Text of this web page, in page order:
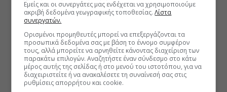
Εμείς και οι συνεργάτες μας ενδέχεται να χρησιμοποιούμε
ακριβή δεδομένα γεωγραφικής τοποθεσίας.Λίστα
συνεργατών.
Ορισμένοι προμηθευτές μπορεί να επεξεργάζονται τα
προσωπικά δεδομένα σας με βάση το έννομο συμφέρον
τους, αλλά μπορείτε να αρνηθείτε κάνοντας διαχείριση των
παρακάτω επιλογών. Αναζητήστε έναν σύνδεσμο στο κάτω
μέρος αυτής της σελίδας ή στο μενού του ιστοτόπου, για να
διαχειριστείτε ή να ανακαλέσετε τη συναίνεσή σας στις
ρυθμίσεις απορρήτου και cookie.